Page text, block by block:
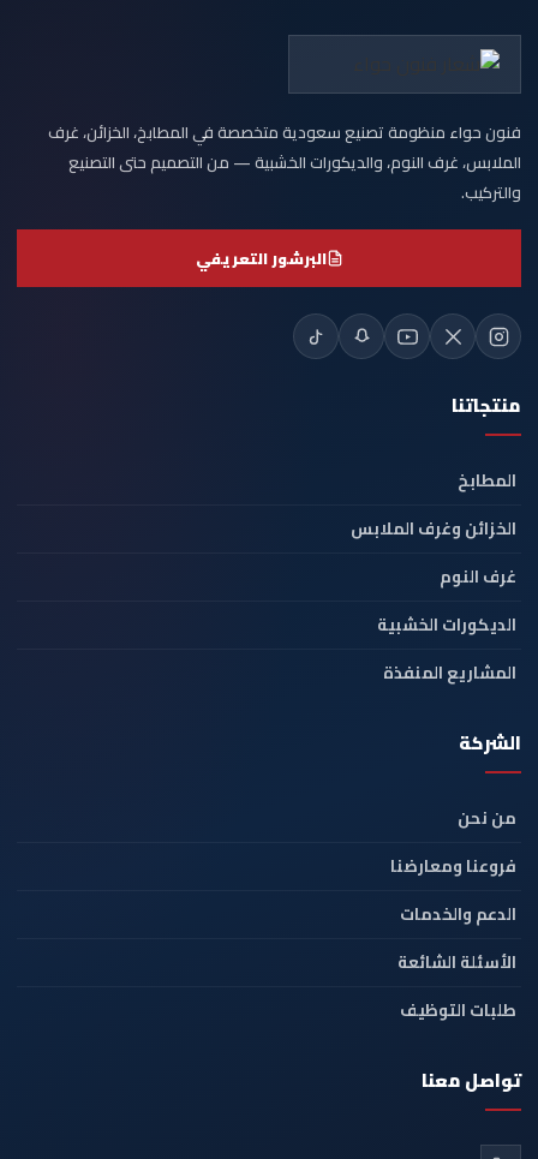
فنون حواء منظومة تصنيع سعودية متخصصة في المطابخ، الخزائن، غرف
الملابس، غرف النوم، والديكورات الخشبية — من التصميم حتى التصنيع
والتركيب.
البرشور التعريفي
منتجاتنا
المطابخ
الخزائن وغرف الملابس
غرف النوم
الديكورات الخشبية
المشاريع المنفذة
الشركة
من نحن
فروعنا ومعارضنا
الدعم والخدمات
الأسئلة الشائعة
طلبات التوظيف
تواصل معنا